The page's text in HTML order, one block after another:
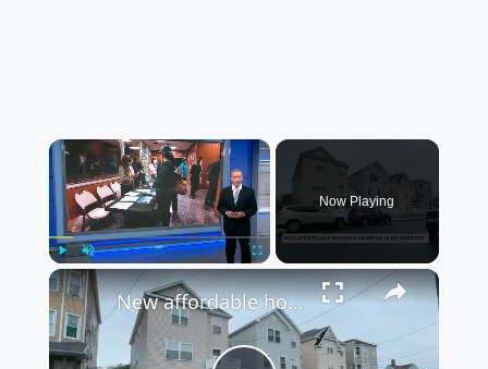
×
Play
Now Playing
×
New affordable housing complex opens at site of massive 2015 Bridgeport fire